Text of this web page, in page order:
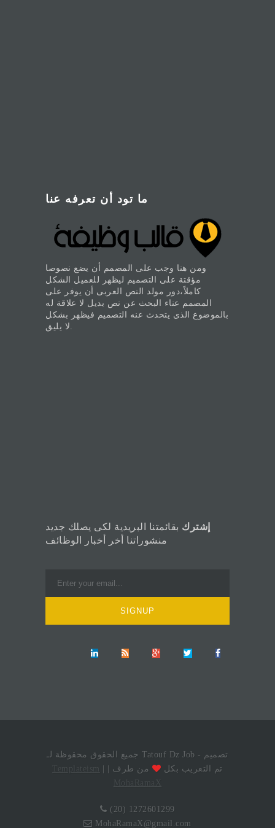
ما تود أن تعرفه عنا
ومن هنا وجب على المصمم أن يضع نصوصا
مؤقتة على التصميم ليظهر للعميل الشكل
كاملاً،دور مولد النص العربى أن يوفر على
المصمم عناء البحث عن نص بديل لا علاقة له
بالموضوع الذى يتحدث عنه التصميم فيظهر بشكل
إشترك بقائمتنا البريدية لكى يصلك جديد
منشوراتنا أخر أخبار الوظائف
جميع الحقوق محقوظة لـ Tatouf Dz Job - تصميم
| | تم التعريب بكل
من طرف
MohaRamaX
(20) 1272601299
MohaRamaX@gmail.com